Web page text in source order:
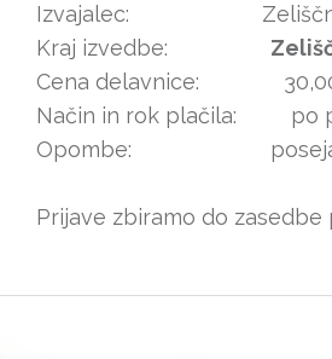
Izvajalec: Zeliščna
Kraj izvedbe:
Cena delavnice:
Način in rok plačila: po
Opombe: posejano in
Prijave zbiramo do